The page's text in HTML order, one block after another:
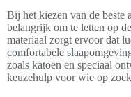
Bij het kiezen van de beste
belangrijk om te letten op
materiaal zorgt ervoor dat
comfortabele
zoals katoen en speciaal
keuzehulp voor wie op